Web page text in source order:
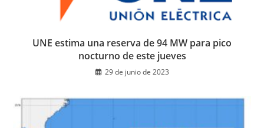
UNE estima una reserva de 94 MW para pico
nocturno de este jueves
29 de junio de 2023